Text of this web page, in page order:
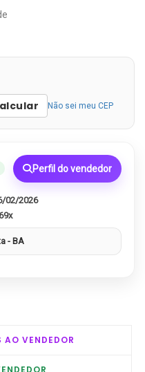
Não sei meu CEP
Perfil do vendedor
02/2026
- BA
AO VENDEDOR